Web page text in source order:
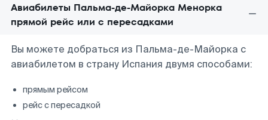
Авиабилеты Пальма-де-Майорка Менорка
прямой рейс или с пересадками
Вы можете добраться из Пальма-де-Майорка с
авиабилетом в страну Испания двумя способами:
прямым рейсом
рейс с пересадкой